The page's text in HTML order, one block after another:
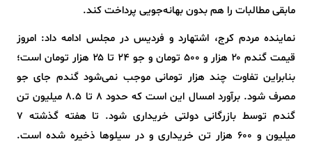
مابقی مطالبات را هم بدون بهانه‌جویی پرداخت کند.
نماینده مردم کرج، اشتهارد و فردیس در مجلس ادامه داد: امروز
قیمت گندم ۲۰ هزار و 500 تومان و جو ۲۴ تا ۲۵ هزار تومان است؛
بنابراین تفاوت چند هزار تومانی موجب نمی‌شود گندم جای جو
مصرف شود. برآورد امسال این است که حدود ۸ تا ۸.۵ میلیون تن
گندم توسط بازرگانی دولتی خریداری شود. تا هفته گذشته ۷
میلیون و ۶۰۰ هزار تن خریداری و در سیلوها ذخیره شده است.